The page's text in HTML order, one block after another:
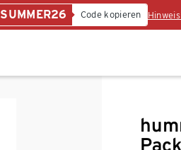
SUMMER26 Code kopieren